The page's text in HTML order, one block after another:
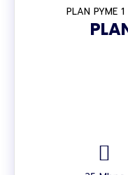
PLAN PYME